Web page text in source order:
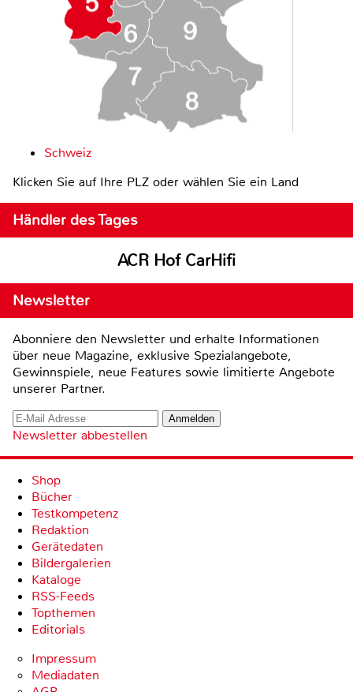
Schweiz
Klicken Sie auf Ihre PLZ oder wählen Sie ein Land
Händler des Tages
ACR Hof CarHifi
Newsletter
Abonniere den Newsletter und erhalte Informationen
über neue Magazine, exklusive Spezialangebote,
Gewinnspiele, neue Features sowie limitierte Angebote
unserer Partner.
Newsletter abbestellen
Shop
Bücher
Testkompetenz
Redaktion
Gerätedaten
Bildergalerien
Kataloge
RSS-Feeds
Topthemen
Editorials
Impressum
Mediadaten